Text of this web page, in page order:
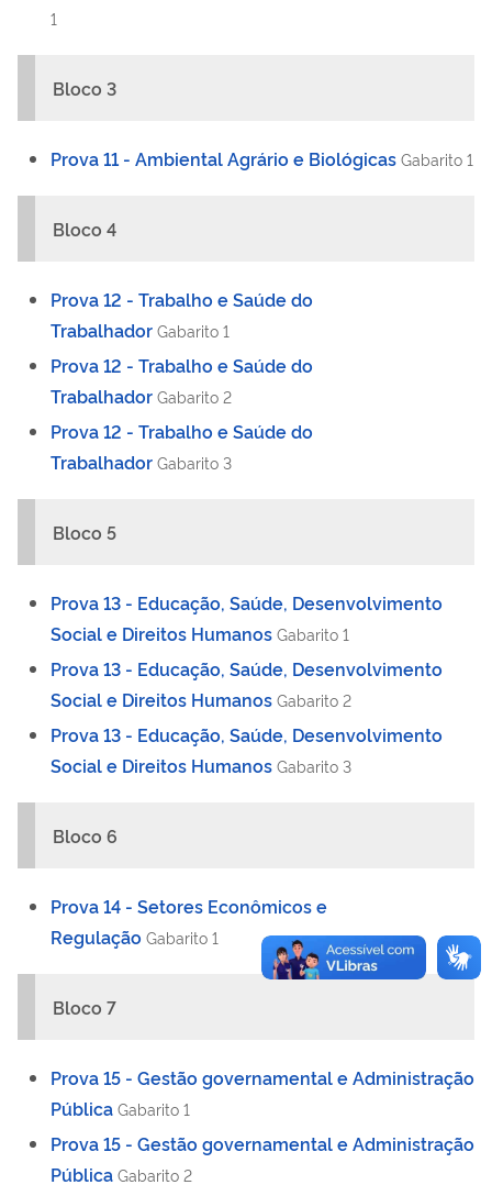
1
Bloco 3
Prova 11 - Ambiental Agrário e Biológicas Gabarito 1
Bloco 4
Prova 12 - Trabalho e Saúde do
Trabalhador Gabarito 1
Prova 12 - Trabalho e Saúde do
Trabalhador Gabarito 2
Prova 12 - Trabalho e Saúde do
Trabalhador Gabarito 3
Bloco 5
Prova 13 - Educação, Saúde, Desenvolvimento
Social e Direitos Humanos Gabarito 1
Prova 13 - Educação, Saúde, Desenvolvimento
Social e Direitos Humanos Gabarito 2
Prova 13 - Educação, Saúde, Desenvolvimento
Social e Direitos Humanos Gabarito 3
Bloco 6
Prova 14 - Setores Econômicos e
Regulação Gabarito 1
Bloco 7
Prova 15 - Gestão governamental e Administração
Pública Gabarito 1
Prova 15 - Gestão governamental e Administração
Pública Gabarito 2